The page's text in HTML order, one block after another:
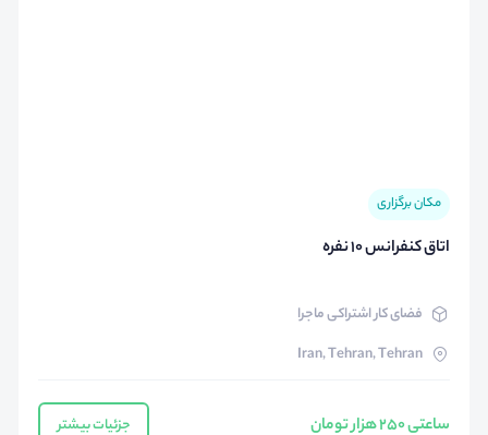
مکان برگزاری
اتاق کنفرانس 10 نفره
فضای کار اشتراکی ماجرا
Iran, Tehran, Tehran
ساعتی 250 هزار تومان جزئیات بیشتر